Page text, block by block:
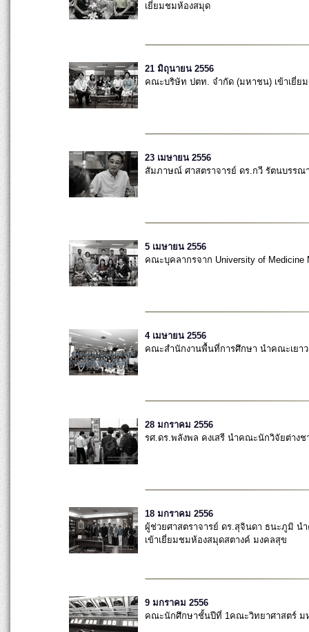
เยี่ยมชมห้องสมุด
21 มิถุนายน 2556
คณะบริษัท ปตท. จำกัด (มหาชน) เข้าเยี่
23 เมษายน 2556
สัมภาษณ์ ศาสตราจารย์ ดร.กวี รัตนบรรณ
5 เมษายน 2556
คณะบุคลากรจาก University of
4 เมษายน 2556
คณะสำนักงานพื้นที่การศึกษา นำคณะเยา
28 มกราคม 2556
รศ.ดร.พลังพล คงเสรี นำคณะนักวิจัยต่า
18 มกราคม 2556
ผู้ช่วยศาสตราจารย์ ดร.สุจินดา ธนะภูมิ นำ
เข้าเยี่ยมชมห้องสมุดสตางค์ มงคลสุข
9 มกราคม 2556
คณะนักศึกษาชั้นปีที่ 1คณะวิทยาศาสตร์ ม